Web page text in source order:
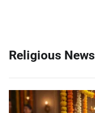
Religious News